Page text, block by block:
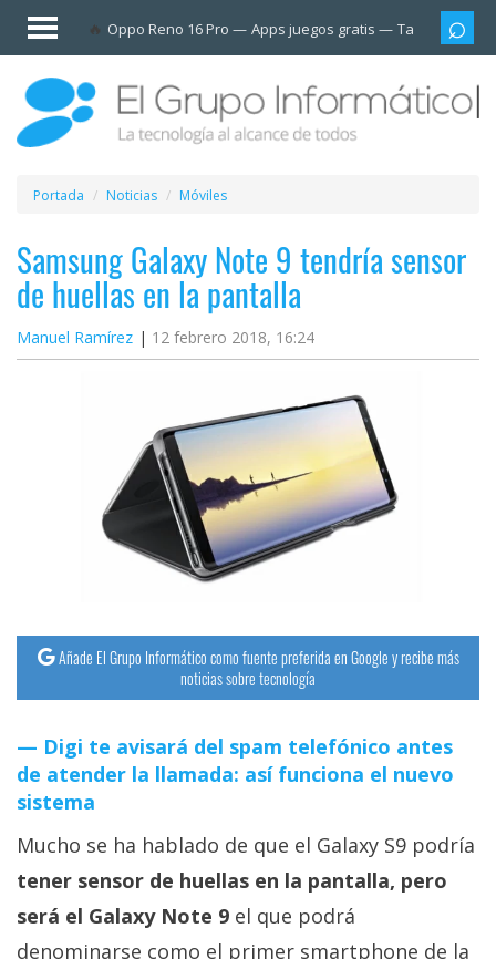
Oppo Reno 16 Pro Apps juegos gratis Tarjetas
Invitado
Iniciar
sesión /
Registrarse
Esenciales
Móviles
Ofertas
Apps
Trucos
Tutoriales
Ciberseguridad
Sistemas
operativos
Profesional
Portada Noticias Móviles
Samsung Galaxy Note 9 tendría sensor
de huellas en la pantalla
Manuel Ramírez 12 febrero 2018, 16:24
Añade El Grupo Informático como fuente preferida en Google y recibe más
noticias sobre tecnología
Digi te avisará del spam telefónico antes
de atender la llamada: así funciona el nuevo
sistema
Mucho se ha hablado de que el Galaxy S9 podría
tener sensor de huellas en la pantalla, pero
será el Galaxy Note 9 el que podrá
denominarse como el primer smartphone de la